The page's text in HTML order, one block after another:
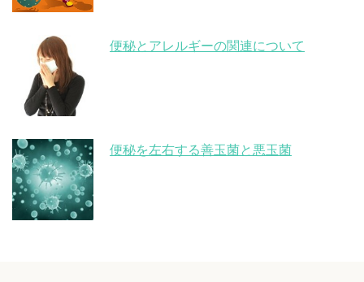
便秘とアレルギーの関連について
便秘を左右する善玉菌と悪玉菌